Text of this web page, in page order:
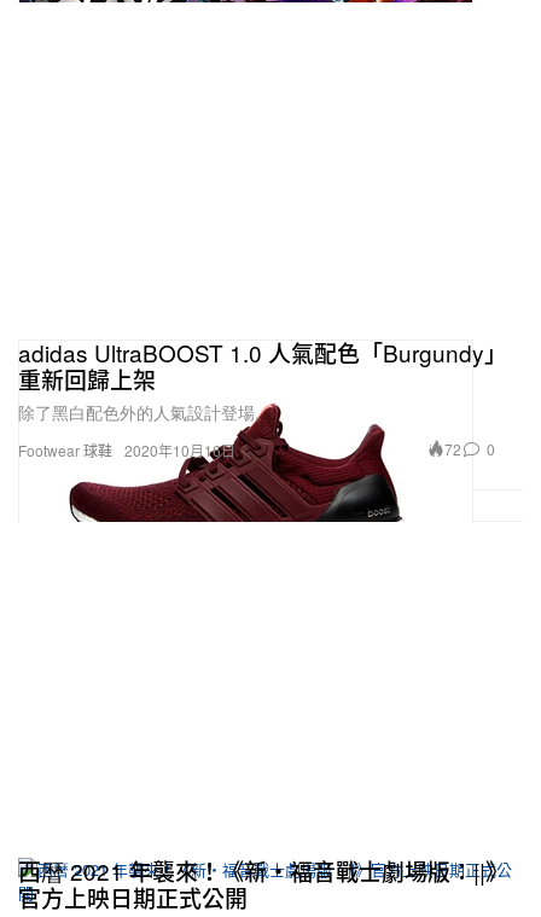
Footwear 球鞋
adidas UltraBOOST 1.0 人氣配色「Burgundy」
重新回歸上架
除了黑白配色外的人氣設計登場。
2020年10月16日 72 0
西暦 2021 年襲來！《新・福音戰士劇場版：||》
官方上映日期正式公開